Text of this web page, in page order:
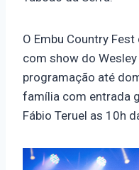
O Embu Country
com show do
programação até
família com entrada
Fábio Teruel as 10h